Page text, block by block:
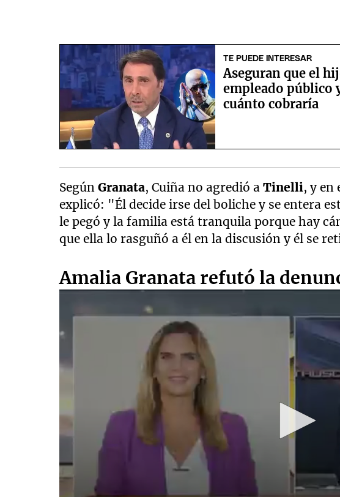
TE PUEDE INTERESAR
Aseguran que el
empleado público
cuánto cobraría
SegúnGranata, Cuiña no agredió aTinelli, y en
explicó: "Él decide irse del boliche y se entera
le pegó y la familia está tranquila porque hay
que ella lo rasguñó a él en la discusión y él se
Amalia Granata refutó la